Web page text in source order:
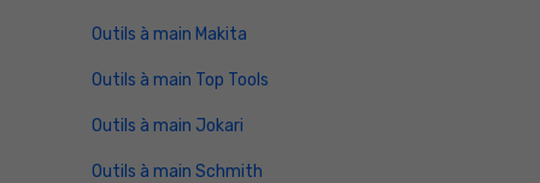
Outils à main Makita
Outils à main Top Tools
Outils à main Jokari
Outils à main Schmith